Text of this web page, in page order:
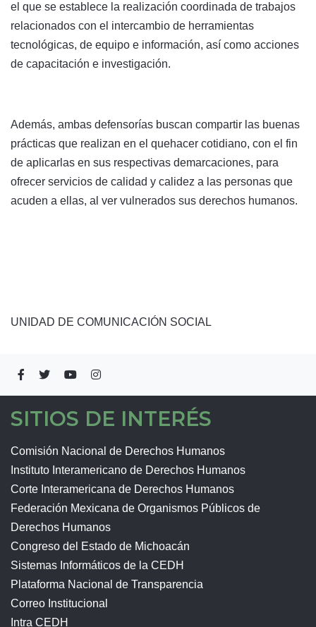
el que se establece la realización coordinada de trabajos
relacionados con el intercambio de herramientas
tecnológicas, de equipo e información, así como acciones
de capacitación e investigación.
Además, ambas defensorías buscan compartir las buenas
prácticas que realizan en el quehacer cotidiano, con el fin
de aplicarlas en sus respectivas demarcaciones, para
ofrecer servicios de calidad y calidez a las personas que
acuden a ellas, al ver vulnerados sus derechos humanos.
UNIDAD DE COMUNICACIÓN SOCIAL
SITIOS DE INTERÉS
Comisión Nacional de Derechos Humanos
Instituto Interamericano de Derechos Humanos
Corte Interamericana de Derechos Humanos
Federación Mexicana de Organismos Públicos de
Derechos Humanos
Congreso del Estado de Michoacán
Sistemas Informáticos de la CEDH
Plataforma Nacional de Transparencia
Correo Institucional
Intra CEDH